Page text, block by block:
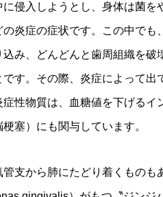
侵入しようとし、身体は菌
炎症の症状です。この中で
み、どんどんと歯周組織を
す。その際、炎症によって
性物質は、血糖値を下げる
塞）にも関与しています。
支から肺にたどり着くもの